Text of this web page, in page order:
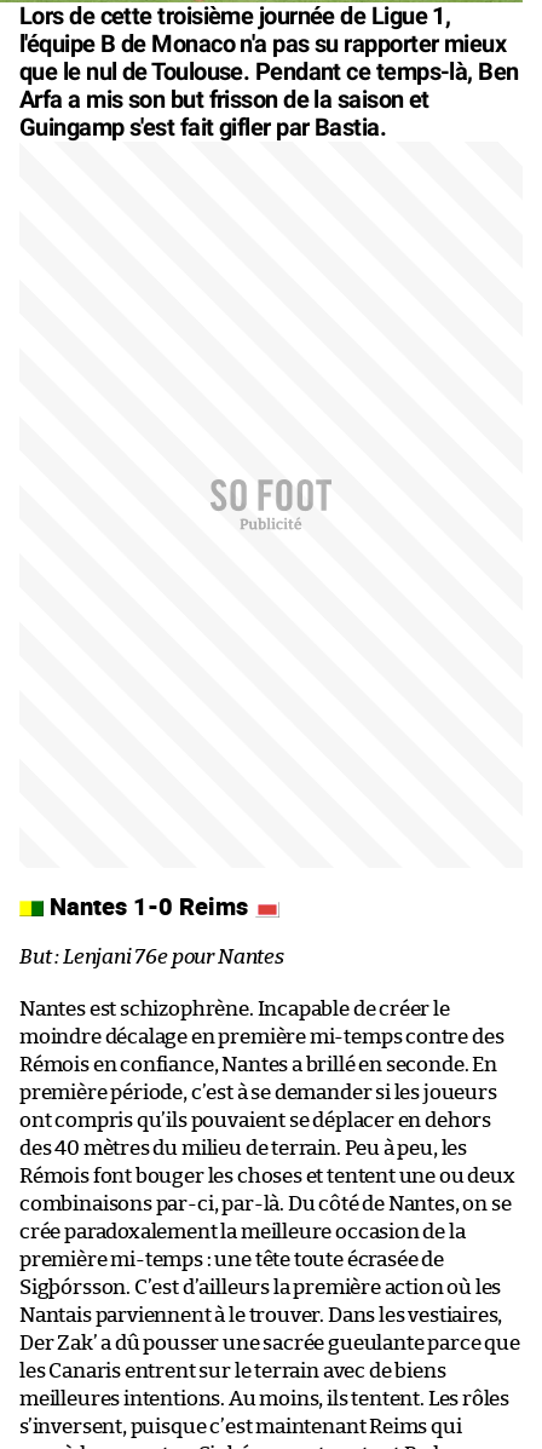
Lors de cette troisième journée de Ligue 1,
l'équipe B de Monaco n'a pas su rapporter mieux
que le nul de Toulouse. Pendant ce temps-là, Ben
Arfa a mis son but frisson de la saison et
Guingamp s'est fait gifler par Bastia.
Nantes 1-0 Reims
But : Lenjani 76e pour Nantes
Nantes est schizophrène. Incapable de créer le
moindre décalage en première mi-temps contre des
Rémois en confiance, Nantes a brillé en seconde. En
première période, c’est à se demander si les joueurs
ont compris qu’ils pouvaient se déplacer en dehors
des 40 mètres du milieu de terrain. Peu à peu, les
Rémois font bouger les choses et tentent une ou deux
combinaisons par-ci, par-là. Du côté de Nantes, on se
crée paradoxalement la meilleure occasion de la
première mi-temps : une tête toute écrasée de
Sigþórsson. C’est d’ailleurs la première action où les
Nantais parviennent à le trouver. Dans les vestiaires,
Der Zak’ a dû pousser une sacrée gueulante parce que
les Canaris entrent sur le terrain avec de biens
meilleures intentions. Au moins, ils tentent. Les rôles
s’inversent, puisque c’est maintenant Reims qui